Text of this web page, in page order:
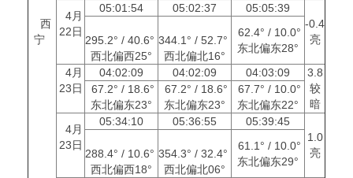
西
宁
4月
22日
05:01:54 05:02:37
05:05:39
-0.4
亮
295.2° / 40.6°
西北偏西25°
344.1° / 52.7°
西北偏北16°
62.4° / 10.0°
东北偏东28°
4月
23日
04:02:09 04:02:09 04:03:09
3.8
较
暗
67.2° / 18.6°
东北偏东23°
67.2° / 18.6°
东北偏东23°
67.7° / 10.0°
东北偏东22°
4月
23日
05:34:10 05:36:55
05:39:45
1.0
亮
288.4° / 10.6°
西北偏西18°
354.3° / 32.4°
西北偏北06°
61.1° / 10.0°
东北偏东29°